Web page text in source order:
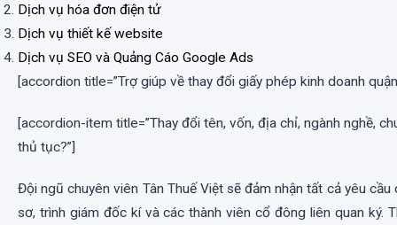
Dịch vụ hóa đơn điện tử
Dịch vụ thiết kế website
Dịch vụ SEO và Quảng Cáo Google Ads
[accordion title=”Trợ giúp về thay đổi giấy phép kinh doanh
[accordion-item title=”Thay đổi tên, vốn, địa chỉ, ngành nghề,
thủ tục?”]
Đội ngũ chuyên viên Tân Thuế Việt sẽ đảm nhận tất cả yêu
sơ, trình giám đốc kí và các thành viên cổ đông liên quan ký.